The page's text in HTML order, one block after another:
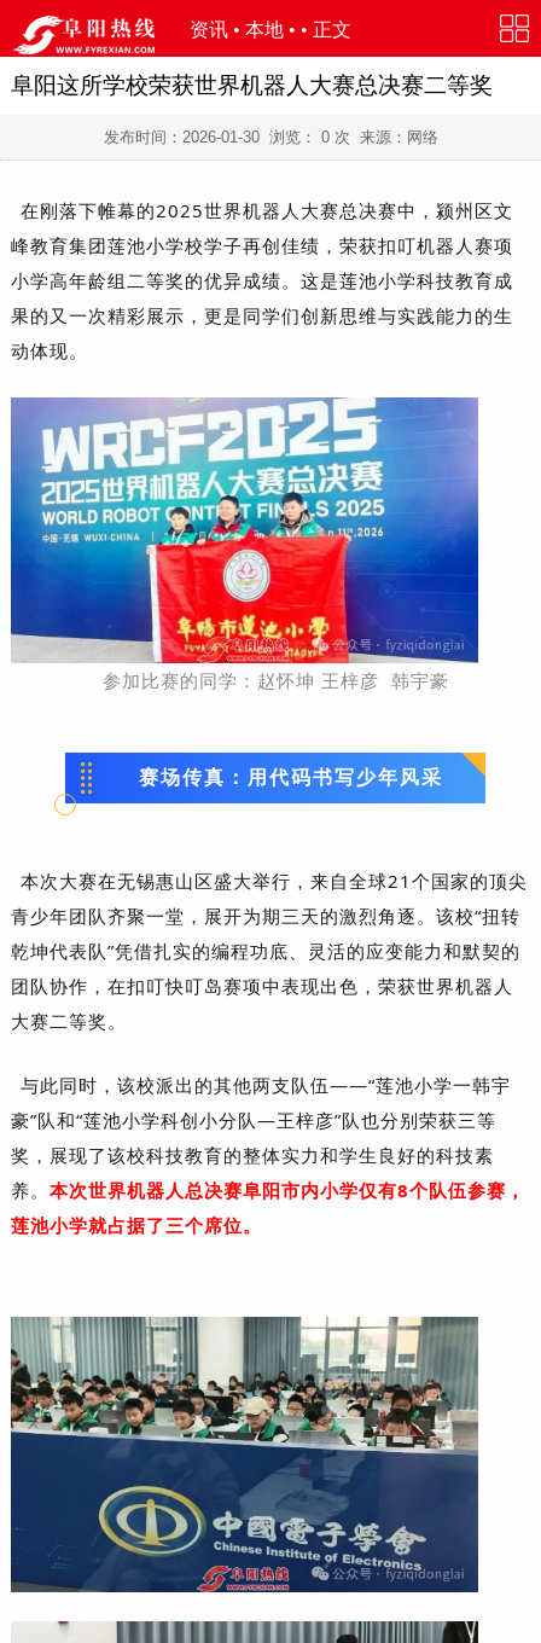
资讯 • 本地 • • 正文
阜阳这所学校荣获世界机器人大赛总决赛二等奖
发布时间： 2026-01-30浏览： 0次 来源：网络
在刚落下帷幕的2025世界机器人大赛总决赛中，颍州区文
峰教育集团莲池小学校学子再创佳绩，荣获扣叮机器人赛项
小学高年龄组二等奖的优异成绩。这是莲池小学科技教育成
果的又一次精彩展示，更是同学们创新思维与实践能力的生
动体现。
参加比赛的同学：赵怀坤 王梓彦 韩宇豪
赛场传真：用代码书写少年风采
本次大赛在无锡惠山区盛大举行，来自全球21个国家的顶尖
青少年团队齐聚一堂，展开为期三天的激烈角逐。该校“扭转
乾坤代表队”凭借扎实的编程功底、灵活的应变能力和默契的
团队协作，在扣叮快叮岛赛项中表现出色，荣获世界机器人
大赛二等奖。
与此同时，该校派出的其他两支队伍——“莲池小学一韩宇
豪”队和“莲池小学科创小分队—王梓彦”队也分别荣获三等
奖，展现了该校科技教育的整体实力和学生良好的科技素
养。 本次世界机器人总决赛阜阳市内小学仅有8个队伍参赛，
莲池小学就占据了三个席位。